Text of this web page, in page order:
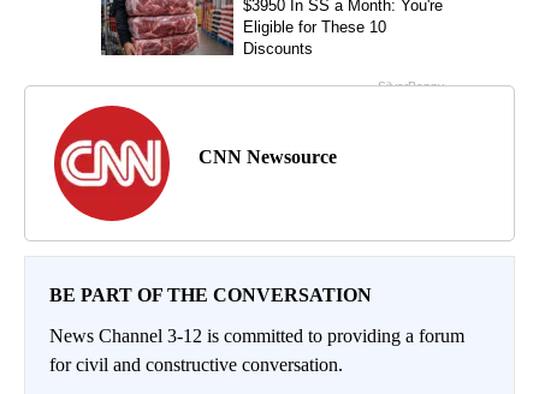
CNN Newsource
BE PART OF THE CONVERSATION
News Channel 3-12 is committed to providing a forum
for civil and constructive conversation.